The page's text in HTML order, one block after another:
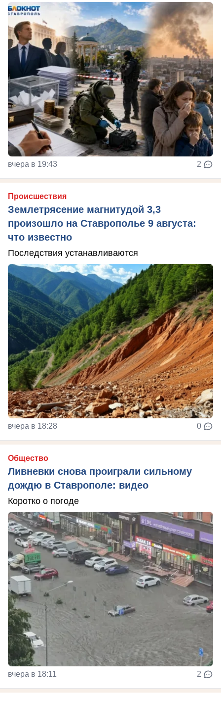
вчера в 19:43 2
Происшествия
Землетрясение магнитудой 3,3
произошло на Ставрополье 9 августа:
что известно
Последствия устанавливаются
вчера в 18:28 0
Общество
Ливневки снова проиграли сильному
дождю в Ставрополе: видео
Коротко о погоде
вчера в 18:11 2